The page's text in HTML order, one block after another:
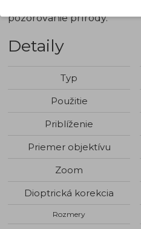
pozorovanie prírody.
Detaily
Typ
Použitie
Priblíženie
Priemer objektívu
Zoom
Dioptrická korekcia
Rozmery